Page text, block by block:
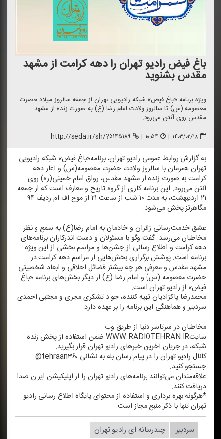
باغ فیض رادیو تهران را دهه كرامت از مشهد
مقدس بشنوید
ویژه برنامه «باغ فیض» شبكه رادیویی تهران از جمعه سالروز میلاد حضرت
معصومه (س) تا سالروز ولادت امام رضا (ع) به صورت زنده از مشهد
مقدس روی آنتن می‌رود.
۱۴۰۳/۰۲/۱۸ | ۱۰:۵۴ | http://seda.ir/sh/?۵۱۴۵۱۸۹
به گزارش روابط عمومی رادیو تهران، برنامه«باغ فیض» شبكه رادیویی
تهران همزمان با سالروز ولادت حضرت معصومه(س) و آغاز دهه
كرامت به صورت زنده از مشهد مقدس، رواق امام خمینی(ره) روی
آنتن می‌رود. این برنامه كاری از گروه تاریخ و معارف است كه از جمعه
۲۱ اردیبهشت، به مدت ۱۰ شب از ساعت ۲۱ از موج اف.ام ردیف ۹۴
مگاهرتز پخش می‌شود.
عشق خدمت‌رسانی زائران و خادمان به امام رضا(ع) به سمع و نظر
مخاطبان می‌رسد. گفت وگو با مسئولان و دست اندركاران برنامه‌های
دهه كرامت و اطلاع رسانی از جشن‌ها و مراسم بخشی از این ویژه
برنامه است. پوشش برگزاری بخش‌هایی از مراسم دهه كرامت در
مشهد مقدس و معرفی هر چه بیشتر فضائل اخلاقی و ابعاد شخصیتی
حضرت معصومه (س) و امام رضا (ع) از دیگر بخش‌های برنامه‌ «باغ
فیض» از رادیو تهران است.
محمدرضا پاكزادیان تهیه كننده، جواد تشكری مجری و مجتبی احمدی
سردبیر و هماهنگی این برنامه را بر عهده دارد.
مخاطبان در سرتاسر دنیا از طریق وب
سایتWWW.RADIOTEHRAN.IR ضمن استفاده از پخش زنده
شبكه، در جریان آخرین خبرهای رادیو تهران قرار بگیرید.
كانال رادیو تهران را در پیام رسان بله به نشانی tehraan۳۶۰@
جستجو كنید.
علاقه‌مندان می‌توانند برنامه‌های رادیو تهران را از اپلیكیشن ایران صدا
دریافت كنند.
*هرگونه بهره برداری و استفاده از محتوای پایگاه اطلاع رسانی رادیو
تهران تنها با ذكر منبع مجاز است.
سردبیر:
چندرسانه ای رادیو تهران